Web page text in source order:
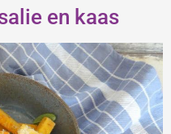
en kaas